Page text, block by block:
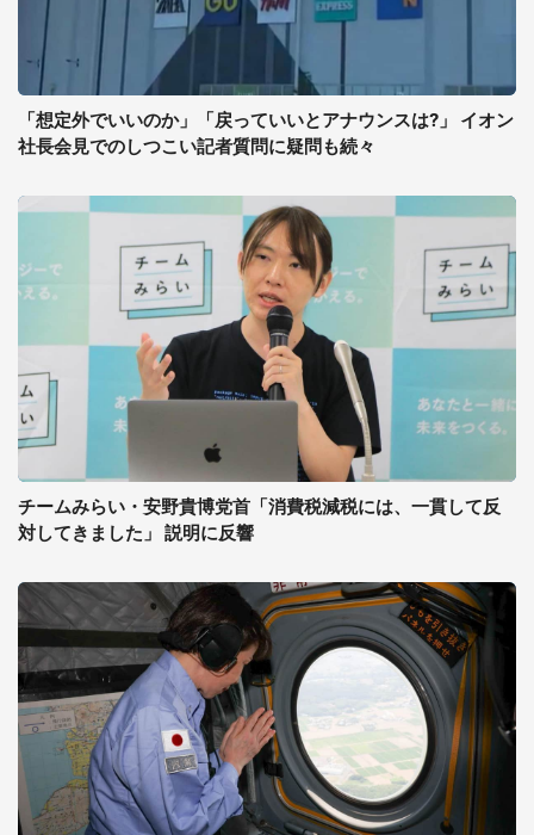
「想定外でいいのか」「戻っていいとアナウンスは?」 イオン
社長会見でのしつこい記者質問に疑問も続々
チームみらい・安野貴博党首「消費税減税には、一貫して反
対してきました」 説明に反響